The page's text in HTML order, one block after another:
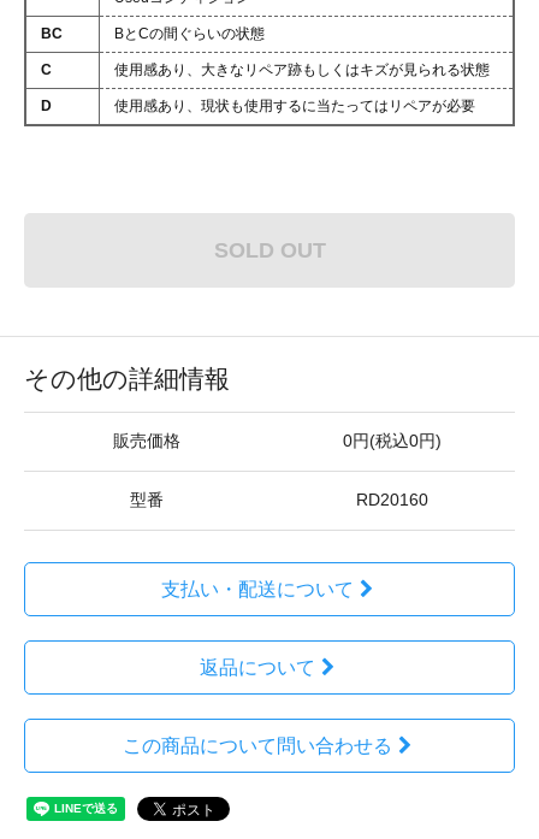
BC BとCの間ぐらいの状態
C 使用感あり、大きなリペア跡もしくはキズが見られる状態
D 使用感あり、現状も使用するに当たってはリペアが必要
SOLD OUT
その他の詳細情報
販売価格 0円(税込0円)
型番 RD20160
支払い・配送について
返品について
この商品について問い合わせる